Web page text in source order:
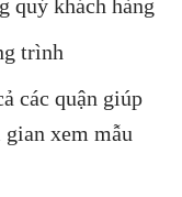
quý khách hàng
trình
các quận giúp
xem mẫu